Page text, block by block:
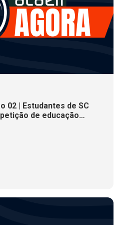
02 | Estudantes de SC
de educação